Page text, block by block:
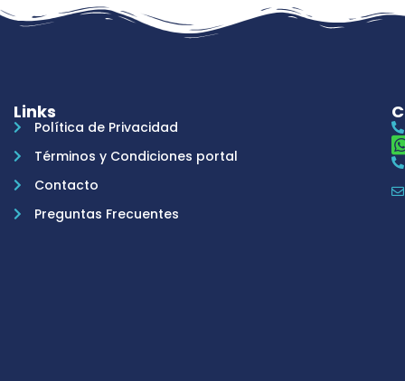
Links
Política de Privacidad
Términos y Condiciones portal
Contacto
Preguntas Frecuentes